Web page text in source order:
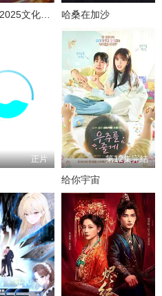
浙江卫视2025文化开年·追光行大运 哈桑在加沙
正片 第12集完结
给你宇宙